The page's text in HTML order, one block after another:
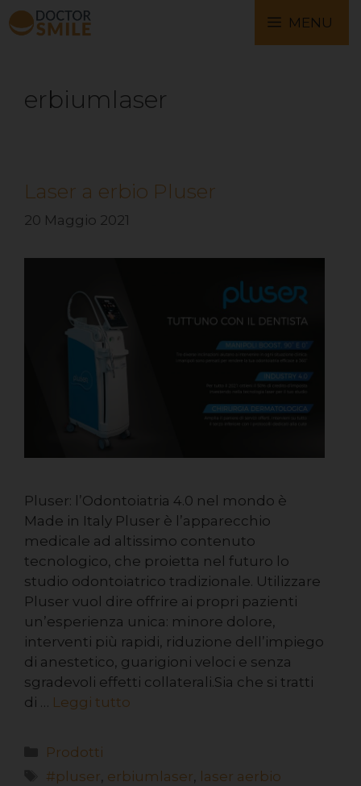
MENU
erbiumlaser
Laser a erbio Pluser
20 Maggio 2021
Pluser: l’Odontoiatria 4.0 nel mondo è
Made in Italy Pluser è l’apparecchio
medicale ad altissimo contenuto
tecnologico, che proietta nel futuro lo
studio odontoiatrico tradizionale. Utilizzare
Pluser vuol dire offrire ai propri pazienti
un’esperienza unica: minore dolore,
interventi più rapidi, riduzione dell’impiego
di anestetico, guarigioni veloci e senza
sgradevoli effetti collaterali.Sia che si tratti
di … Leggi tutto
Prodotti
#pluser, erbiumlaser, laser aerbio